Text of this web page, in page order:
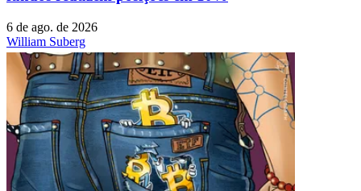
6 de ago. de 2026
William Suberg